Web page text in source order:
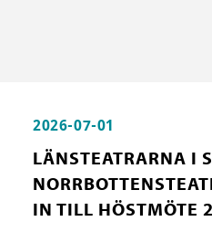
2026-07-01
LÄNSTEATRARNA I
IN TILL HÖSTMÖTE